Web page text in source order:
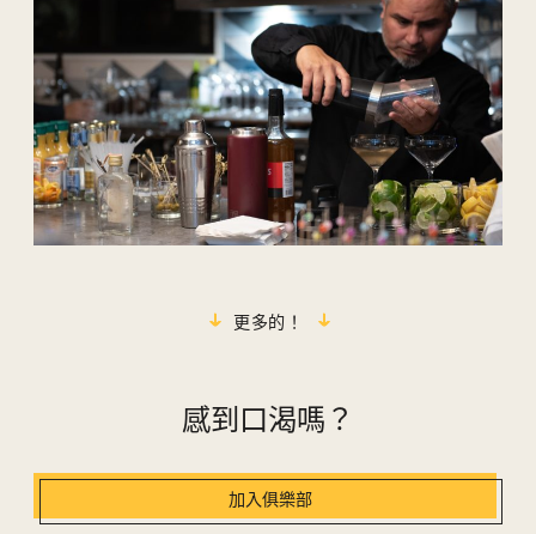
更多的！
感到口渴嗎？
加入俱樂部